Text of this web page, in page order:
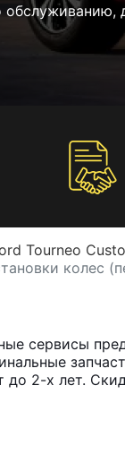
обслуживанию,
Tourneo
колес
сервисы
до 2-х лет.